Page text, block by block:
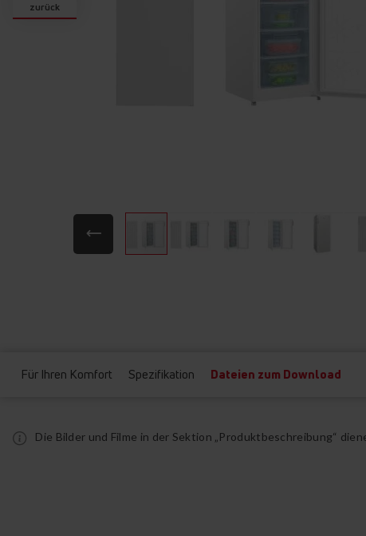
zurück
Für Ihren Komfort Spezifikation Dateien zum Download
Die Bilder und Filme in der Sektion „Produktbeschreibung“